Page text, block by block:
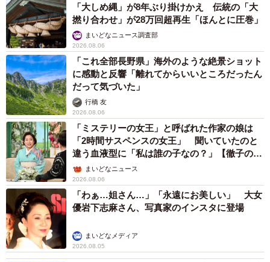
「大しめ縄」が8年ぶり掛けかえ 伝統の「大
撚り合わせ」が28万回超再生「ほんとに圧巻」
まいどなニュース調査部
2026.08.06
「これ全部長野県」海外のような絶景ショット
に感動と反響「離れてからいいところだったん
だって気づいた」
行橋 友
2026.08.06
「ミステリーの女王」と呼ばれた作家の娘は
「2時間サスペンスの女王」 聞いていたのと
違う血液型に「私は誰の子なの？」【徹子の部
屋】まいどなニュース
2026.08.06
「わぁ…姐さん…」「永遠にお美しい」 大女
優岩下志麻さん、写真家のインスタに登場
まいどなメディア
2026.08.05